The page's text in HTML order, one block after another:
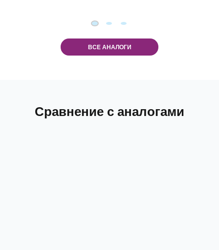
ВСЕ АНАЛОГИ
Сравнение с аналогами